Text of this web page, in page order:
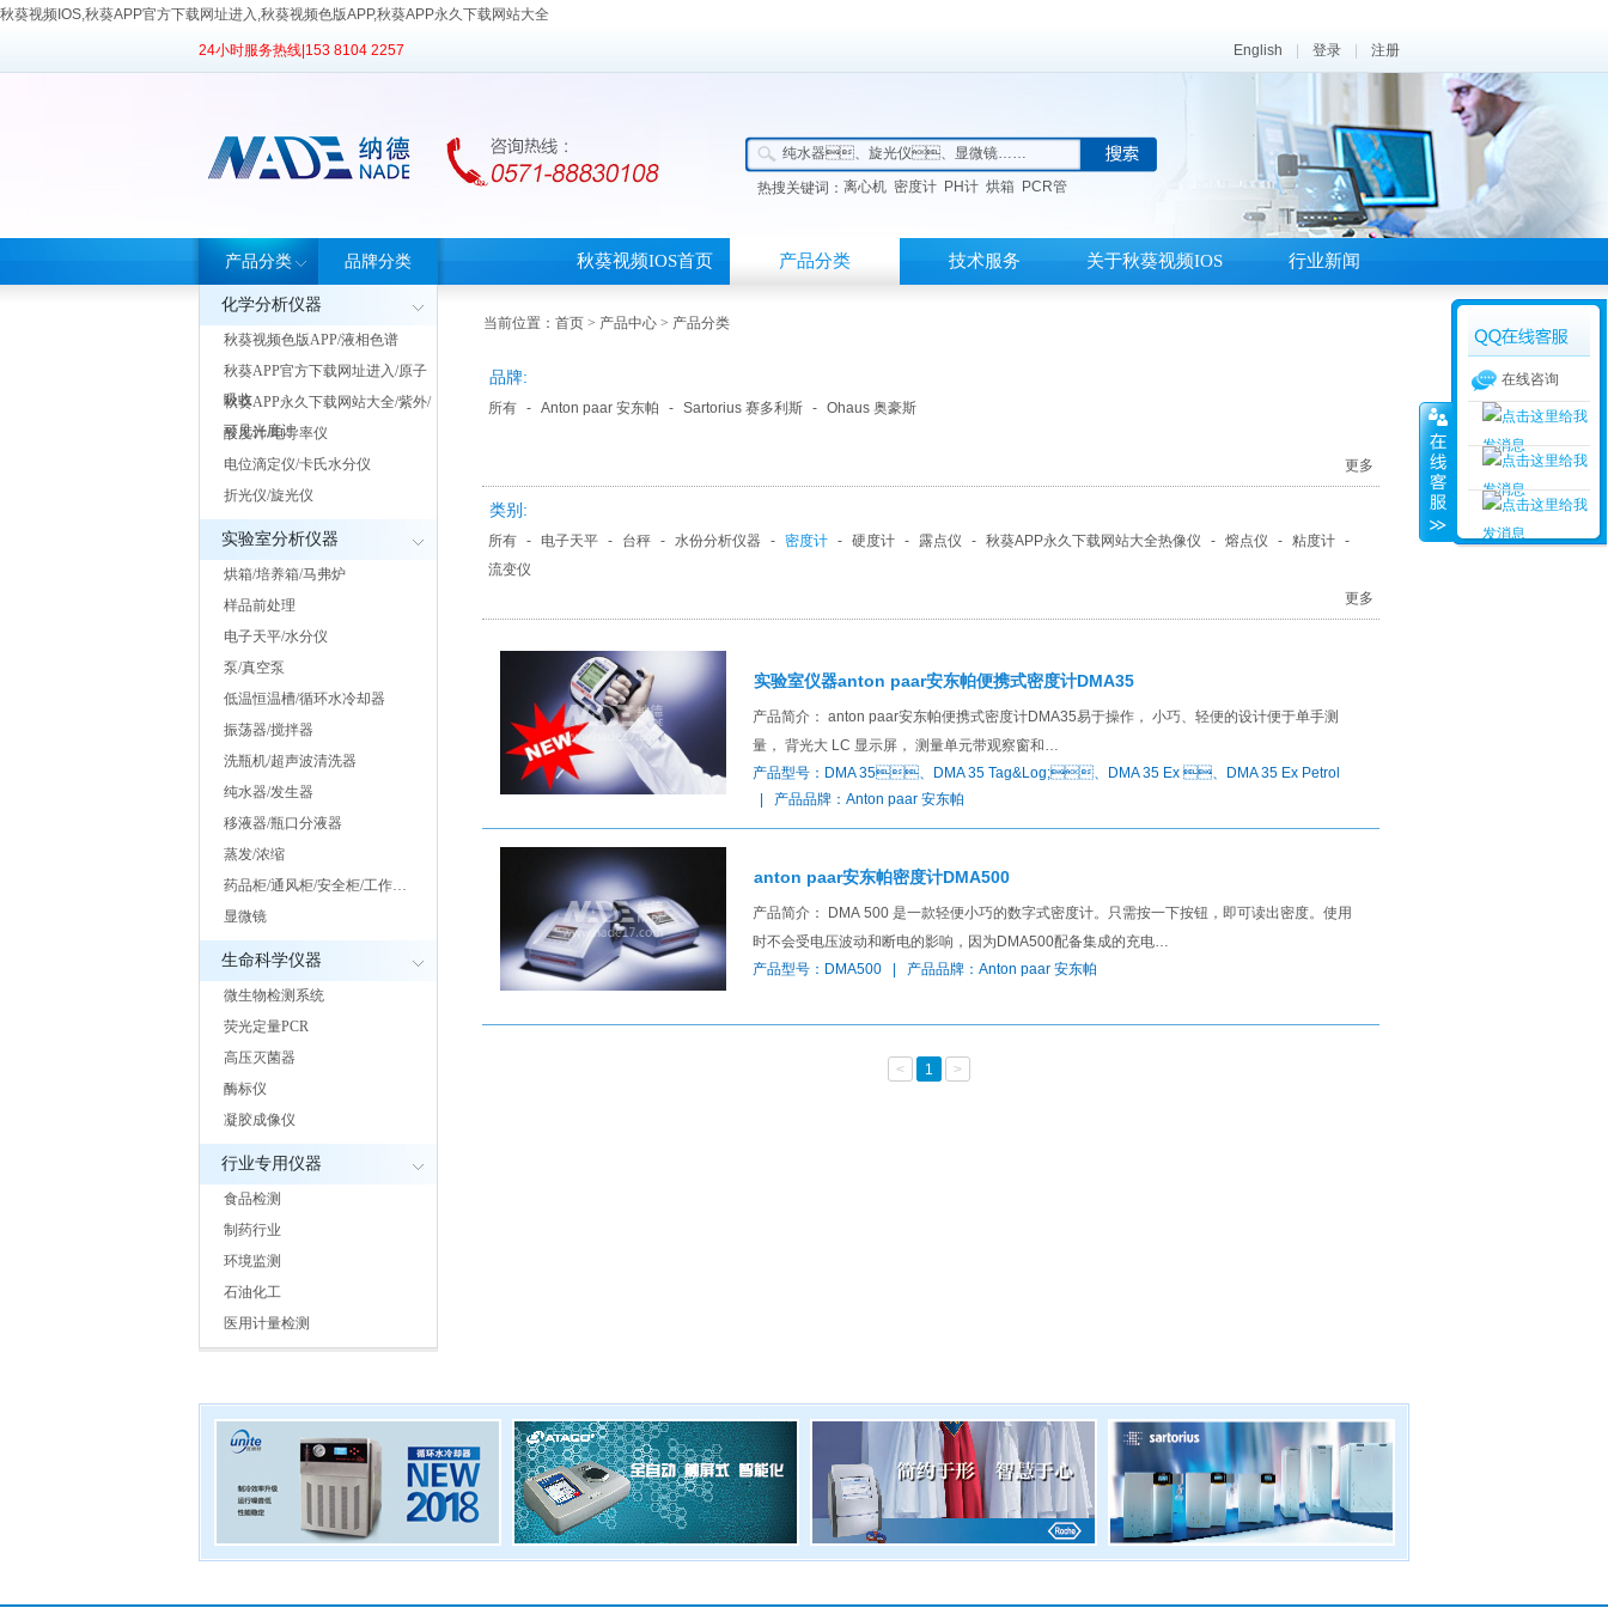
秋葵视频IOS,秋葵APP官方下载网址进入,秋葵视频色版APP,秋葵APP永久下载网站大全
24小时服务热线| 153 8104 2257 English 登录 注册
热搜关键词： 离心机 密度计 PH计 烘箱 PCR管
产品分类
化学分析仪器
秋葵视频色版APP/液相色谱
秋葵APP官方下载网址进入/原子
吸收
秋葵APP永久下载网站大全/紫外/
可见光度计
酸度计/电导率仪
电位滴定仪/卡氏水分仪
折光仪/旋光仪
实验室分析仪器
烘箱/培养箱/马弗炉
样品前处理
电子天平/水分仪
泵/真空泵
低温恒温槽/循环水冷却器
振荡器/搅拌器
洗瓶机/超声波清洗器
纯水器/发生器
移液器/瓶口分液器
蒸发/浓缩
药品柜/通风柜/安全柜/工作…
显微镜
生命科学仪器
微生物检测系统
荧光定量PCR
高压灭菌器
酶标仪
凝胶成像仪
行业专用仪器
食品检测
制药行业
环境监测
石油化工
医用计量检测
品牌分类 秋葵视频IOS首页 产品分类 技术服务 关于秋葵视频IOS 行业新闻
当前位置： 首页 > 产品中心 > 产品分类
品牌:
所有 - Anton paar 安东帕 - Sartorius 赛多利斯 - Ohaus 奥豪斯
更多
类别:
所有 - 电子天平 - 台秤 - 水份分析仪器 - 密度计 - 硬度计 - 露点仪 - 秋葵APP永久下载网站大全热像仪 - 熔点仪 - 粘度计 -
流变仪
更多
实验室仪器anton paar安东帕便携式密度计DMA35
产品简介： anton paar安东帕便携式密度计DMA35易于操作， 小巧、轻便的设计便于单手测
量， 背光大 LC 显示屏， 测量单元带观察窗和…
产品型号：DMA 35、DMA 35 Tag&Log;、DMA 35 Ex 、DMA 35 Ex Petrol
| 产品品牌：Anton paar 安东帕
anton paar安东帕密度计DMA500
产品简介： DMA 500 是一款轻便小巧的数字式密度计。只需按一下按钮，即可读出密度。使用
时不会受电压波动和断电的影响，因为DMA500配备集成的充电…
产品型号：DMA500 | 产品品牌：Anton paar 安东帕
< 1 >
在线咨询